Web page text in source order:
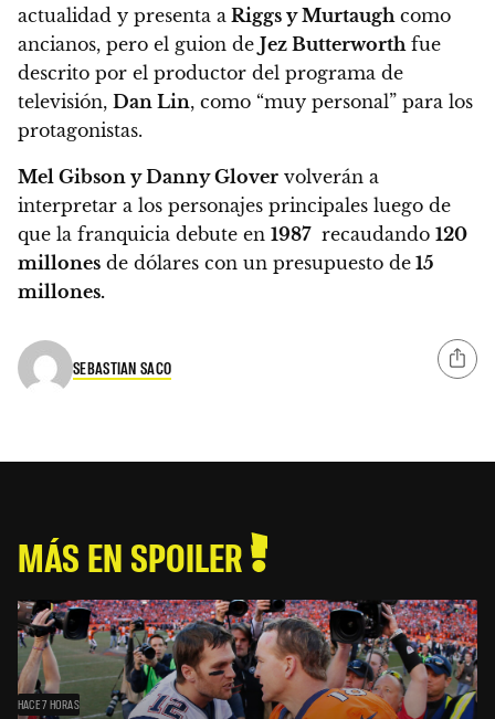
actualidad y presenta a Riggs y Murtaughcomo
ancianos, pero el guion de Jez Butterworthfue
descrito por el productor del programa de
televisión, Dan Lin, como “muy personal” para los
protagonistas.
Mel Gibson y Danny Glover volverán a
interpretar a los personajes principales luego de
que la franquicia debute en 1987recaudando 120
millones de dólares con un presupuesto de 15
millones.
SEBASTIAN SACO
MÁS EN SPOILER
HACE 7 HORAS